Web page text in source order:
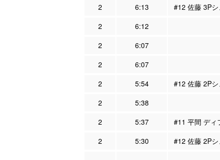
2 6:13
#12 佐藤 3P
2
6:12
2
6:07
2
6:07
2
5:54
#12 佐藤 2P
2
5:38
2
5:37
#11 平間 ディ
2
5:30 #12 佐藤 2P